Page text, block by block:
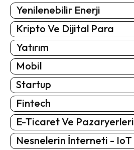
Yenilenebilir Enerji
Kripto Ve Dijital Para
Yatırım
Mobil
Startup
Fintech
E-Ticaret Ve Pazaryerleri
Nesnelerin İnterneti - IoT